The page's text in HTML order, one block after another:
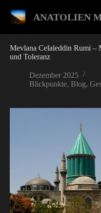
Inhalt
springen
ANATOLIEN
Mevlana Celaleddin Rumi –
und Toleranz
Dezember 2025
Blickpunkte, Blog,